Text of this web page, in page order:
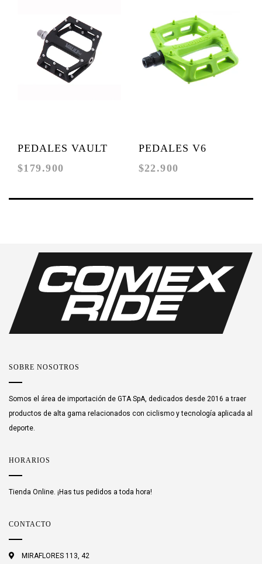
PEDALES VAULT
MAG NEGROS
$179.900
PEDALES V6
GREEN
$22.900
SOBRE NOSOTROS
Somos el área de importación de GTA SpA, dedicados desde 2016 a traer
productos de alta gama relacionados con ciclismo y tecnología aplicada al
deporte.
HORARIOS
Tienda Online. ¡Has tus pedidos a toda hora!
CONTACTO
MIRAFLORES 113, 42